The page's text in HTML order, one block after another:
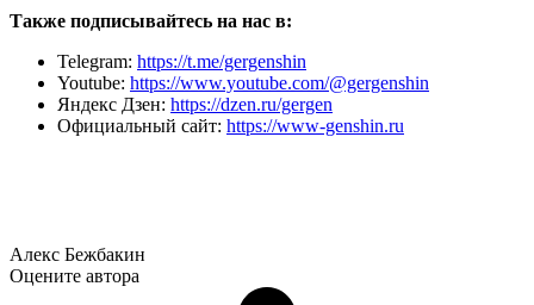
Также подписывайтесь на нас в:
Telegram: https://t.me/gergenshin
Youtube: https://www.youtube.com/@gergenshin
Яндекс Дзен: https://dzen.ru/gergen
Официальный сайт: https://www-genshin.ru
Алекс Бежбакин
Оцените автора